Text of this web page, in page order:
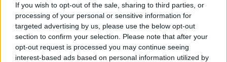
If you wish to opt-out of the sale, sharing to third parties, or
processing of your personal or sensitive information for
targeted advertising by us, please use the below opt-out
section to confirm your selection. Please note that after your
opt-out request is processed you may continue seeing
interest-based ads based on personal information utilized by